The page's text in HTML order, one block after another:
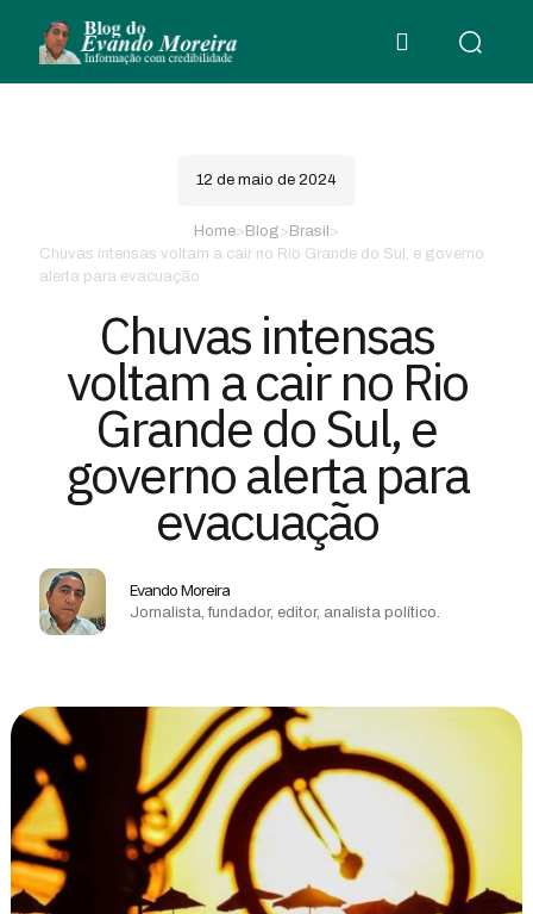
12 de maio de 2024
Home> Blog> Brasil >
Chuvas intensas voltam a cair no Rio Grande do Sul, e governo
alerta para evacuação
Chuvas intensas
voltam a cair no Rio
Grande do Sul, e
governo alerta para
evacuação
Evando Moreira
Jornalista, fundador, editor, analista político.